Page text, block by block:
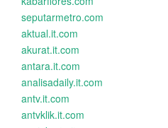
seputarmetro.com
aktual.it.com
akurat.it.com
antara.it.com
analisadaily.it.com
antv.it.com
antvklik.it.com